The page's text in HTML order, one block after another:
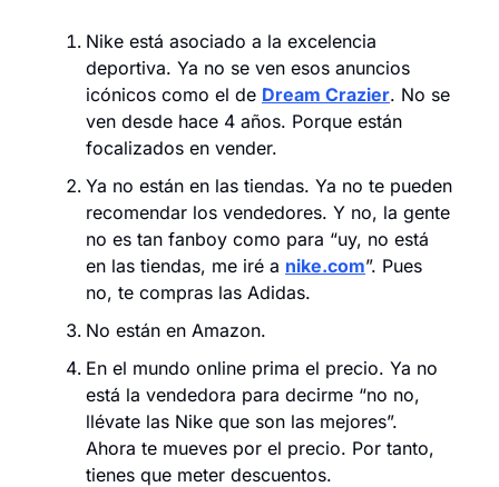
Nike está asociado a la excelencia
deportiva. Ya no se ven esos anuncios
icónicos como el de Dream Crazier. No se
ven desde hace 4 años. Porque están
focalizados en vender.
Ya no están en las tiendas. Ya no te pueden
recomendar los vendedores. Y no, la gente
no es tan fanboy como para “uy, no está
en las tiendas, me iré a nike.com”. Pues
no, te compras las Adidas.
No están en Amazon.
En el mundo online prima el precio. Ya no
está la vendedora para decirme “no no,
llévate las Nike que son las mejores”.
Ahora te mueves por el precio. Por tanto,
tienes que meter descuentos.